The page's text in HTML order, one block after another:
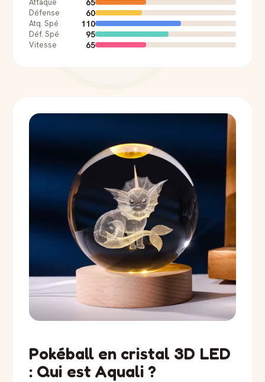
Attaque
Défense 60
Atq. Spé 110
Déf. Spé 95
Vitesse 65
Pokéball en cristal 3D LED
: Qui est Aquali ?